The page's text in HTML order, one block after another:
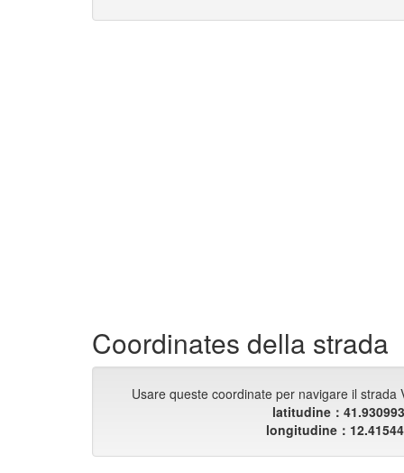
Coordinates della strada
Usare queste coordinate per navigare il strada
latitudine：
longitudine：